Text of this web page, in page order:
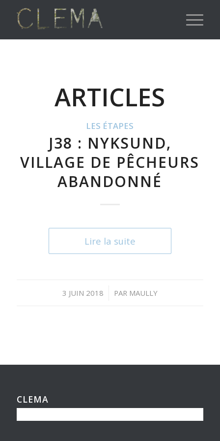
ARTICLES
LES ÉTAPES
J38 : NYKSUND,
VILLAGE DE PÊCHEURS
ABANDONNÉ
Lire la suite
3 JUIN 2018
/ PAR MAULLY
CLEMA